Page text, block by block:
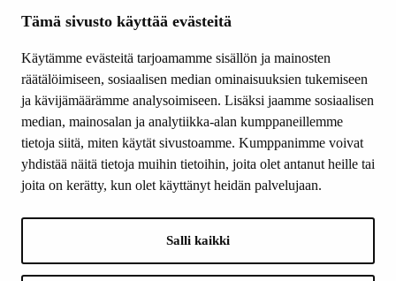
Tämä sivusto käyttää evästeitä
Käytämme evästeitä tarjoamamme sisällön ja mainosten
räätälöimiseen, sosiaalisen median ominaisuuksien tukemiseen
ja kävijämäärämme analysoimiseen. Lisäksi jaamme sosiaalisen
median, mainosalan ja analytiikka-alan kumppaneillemme
tietoja siitä, miten käytät sivustoamme. Kumppanimme voivat
yhdistää näitä tietoja muihin tietoihin, joita olet antanut heille tai
joita on kerätty, kun olet käyttänyt heidän palvelujaan.
Salli kaikki
Ajankohtaista
Yhteystiedot
SEURAA MEITÄ
Facebook
Instagram
LinkedIn